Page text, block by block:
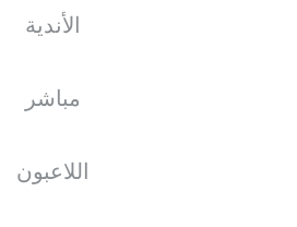
الأندية
مباشر
اللاعبون